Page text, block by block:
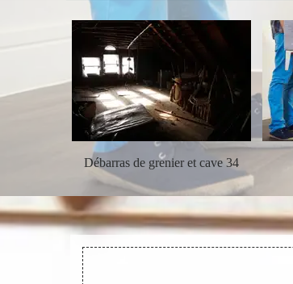
Débarras de grenier et cave 34